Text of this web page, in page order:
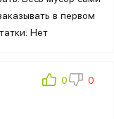
в первом
Нет